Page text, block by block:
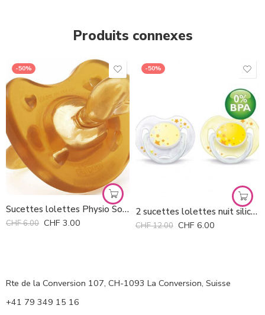
Produits connexes
-50%
Sucettes lolettes Physio Soft Chicco *
CHF6.00 CHF 3.00
-50%
2 sucettes lolettes nuit silicone phosphorescentes Avent 0-6 mois *
CHF12.00 CHF 6.00
Rte de la Conversion 107, CH-1093 La Conversion, Suisse
+41 79 349 15 16